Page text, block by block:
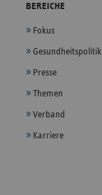
BEREICHE
Fokus
Gesundheitspolitik
Presse
Themen
Verband
Karriere